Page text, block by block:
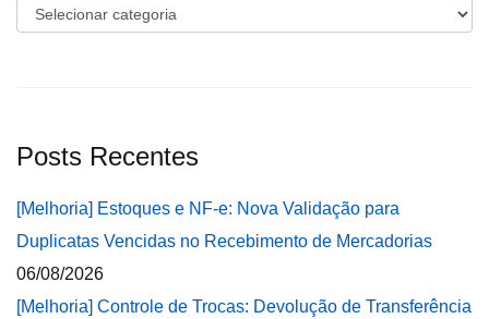
Categorias
Posts Recentes
[Melhoria] Estoques e NF-e: Nova Validação para
Duplicatas Vencidas no Recebimento de Mercadorias
06/08/2026
[Melhoria] Controle de Trocas: Devolução de Transferência